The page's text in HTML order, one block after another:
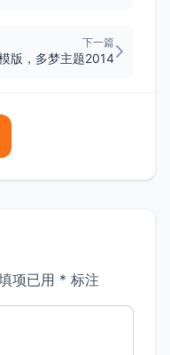
下一篇
版，多梦主题2014
项已用 * 标注